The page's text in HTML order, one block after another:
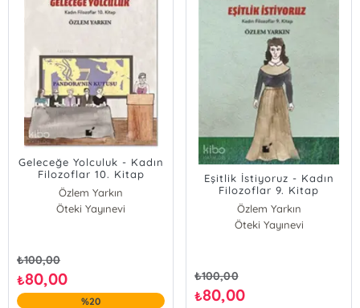
Geleceğe Yolculuk - Kadın
Filozoflar 10. Kitap
Özlem Yarkın
Öteki Yayınevi
₺100,00
₺80,00
%20
Eşitlik İstiyoruz - Kadın
Filozoflar 9. Kitap
Özlem Yarkın
Öteki Yayınevi
₺100,00
₺80,00